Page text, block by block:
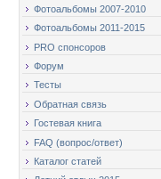
Фотоальбомы 2007-2010
Фотоальбомы 2011-2015
PRO спонсоров
Форум
Тесты
Обратная связь
Гостевая книга
FAQ (вопрос/ответ)
Каталог статей